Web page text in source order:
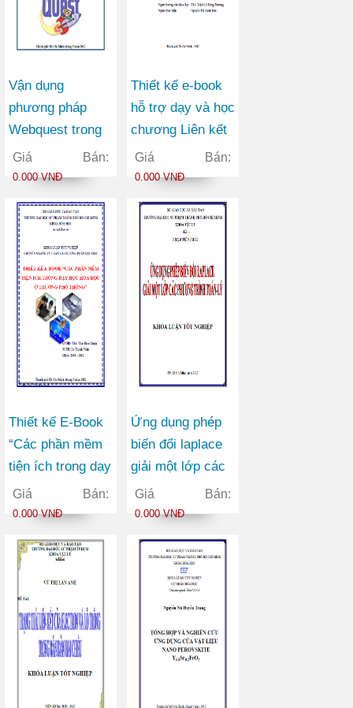
(Polygalaceae)
Vận dụng
phương pháp
Webquest trong
dạy học chương
Nhóm oxi (Hóa
cao)
Giá Bán:
0.000 VNĐ
Thiết kế e-book
hỗ trợ dạy và học
chương Liên kết
hoá học chương
trình trung học
Giá Bán:
0.000 VNĐ
Thiết kế E-Book
“Các phần mềm
tiện ích trong dạy
học hóa học ở
trường phổ
Giá Bán:
0.000 VNĐ
Ứng dụng phép
biến đổi laplace
giải một lớp các
phương trình
Toán – Lý
Giá Bán:
0.000 VNĐ